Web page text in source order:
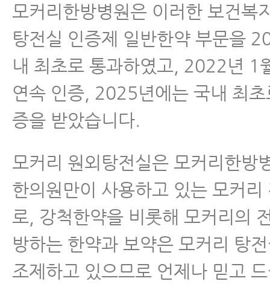
모커리한방병원은 이러한 보건복
탕전실 인증제 일반한약 부문을
내 최초로 통과하였고, 2022년 1
연속 인증, 2025년에는 국내 최
증을 받았습니다.
모커리 원외탕전실은 모커리한방
한의원만이 사용하고 있는 모커리
로, 강척한약을 비롯해 모커리의
방하는 한약과 보약은 모커리 탕
조제하고 있으므로 언제나 믿고